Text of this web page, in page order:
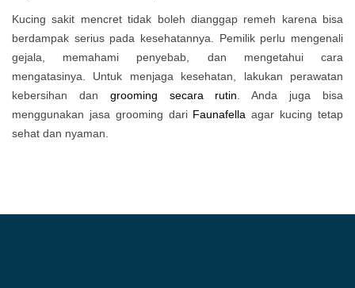
Kucing sakit mencret tidak boleh dianggap remeh karena bisa
berdampak serius pada kesehatannya. Pemilik perlu mengenali
gejala, memahami penyebab, dan mengetahui cara
mengatasinya. Untuk menjaga kesehatan, lakukan perawatan
kebersihan dan grooming secara rutin. Anda juga bisa
menggunakan jasa grooming dari Faunafella agar kucing tetap
sehat dan nyaman.